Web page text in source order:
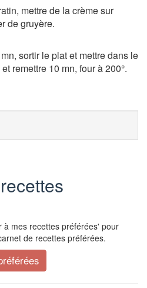
mettre de la crème sur
de gruyère.
sortir le plat et mettre dans le
remettre 10 mn, four à 200°.
à mes recettes préférées' pour
de recettes préférées.